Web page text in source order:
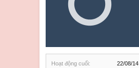
Hoạt động cuối:
22/08/14